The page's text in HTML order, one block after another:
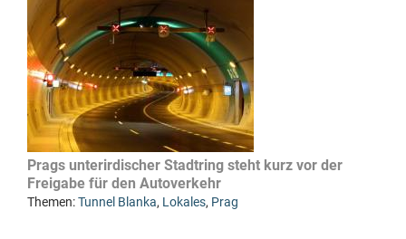
Prags unterirdischer Stadtring steht kurz vor der
Freigabe für den Autoverkehr
Themen:Tunnel Blanka, Lokales, Prag